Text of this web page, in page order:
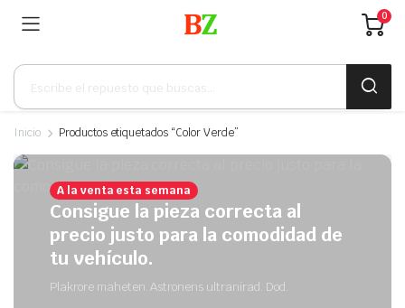
0
Búsqueda
productos
Inicio Productos etiquetados “Color Verde”
A la venta esta semana
Consigue la pieza correcta al
precio justo para la comodidad de
tu vehículo.
Plakrore maheten. Astronens ultranirad. Dod.